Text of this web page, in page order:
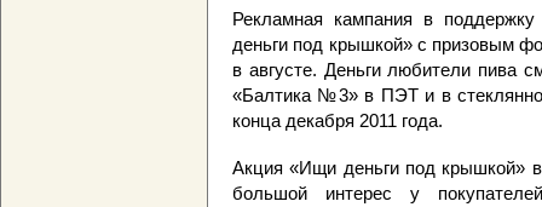
Рекламная кампания в
деньги под крышкой» с призовым
в августе. Деньги любители пива
«Балтика №3» в ПЭТ и в
конца декабря 2011 года.
Акция «Ищи деньги под крышкой»
большой интерес у